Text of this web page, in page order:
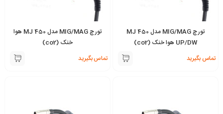
تورچ MIG/MAG مدل MJ 450
UP/DW هوا خنک (co2)
تماس بگیرید
تورچ MIG/MAG مدل MJ 450 هوا
خنک (co2)
تماس بگیرید